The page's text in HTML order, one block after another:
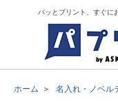
パッとプリント、すぐに
ホーム 名入れ・ノベル